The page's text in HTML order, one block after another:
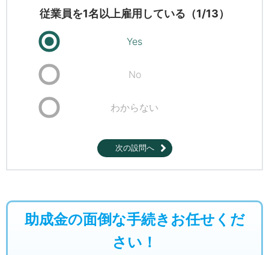
従業員を1名以上雇用している（1/13）
Yes
No
わからない
次の設問へ
助成金の面倒な手続きお任せくだ
さい！